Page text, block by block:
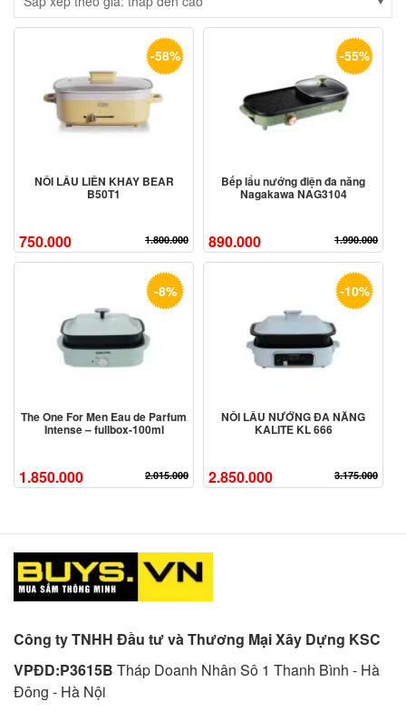
-58%
NỒI LẨU LIỀN KHAY BEAR
B50T1
750.000 1.800.000
-55%
Bếp lẩu nướng điện đa năng
Nagakawa NAG3104
890.000 1.990.000
-8%
The One For Men Eau de Parfum
Intense – fullbox-100ml
1.850.000 2.015.000
-10%
NỒI LẨU NƯỚNG ĐA NĂNG
KALITE KL 666
2.850.000 3.175.000
Công ty TNHH Đầu tư và Thương Mại Xây Dựng KSC
VPĐD:P3615B Tháp Doanh Nhân Sô 1 Thanh Bình - Hà
Đông - Hà Nội